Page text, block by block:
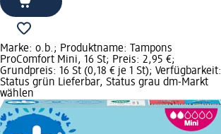
Marke: o.b.; Produktname: Tampons
ProComfort Mini, 16 St; Preis: 2,95 €;
Grundpreis: 16 St (0,18 € je 1 St); Verfügbarkeit:
Status grün Lieferbar, Status grau dm-Markt
wählen